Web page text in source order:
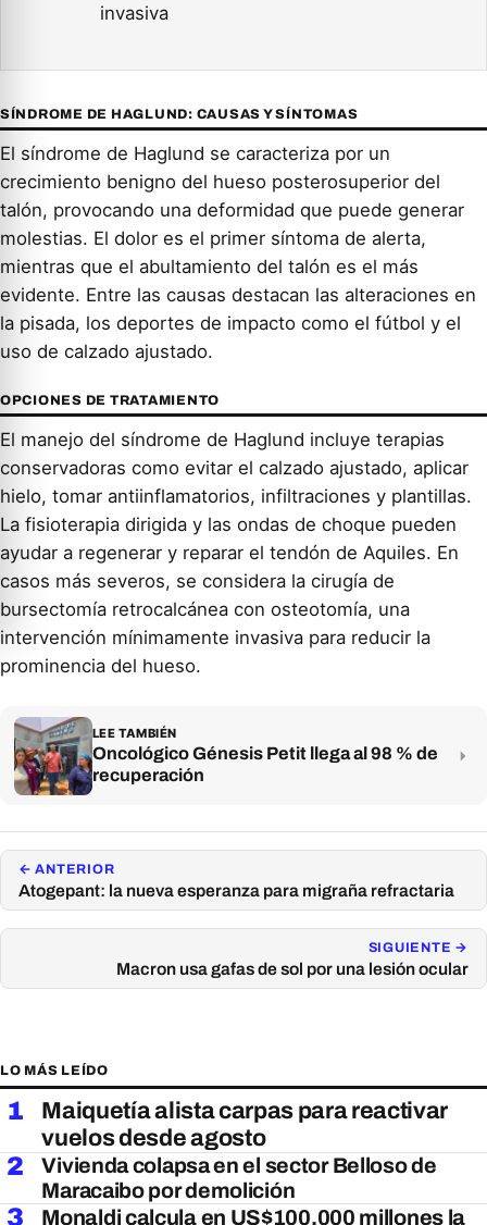
invasiva
SÍNDROME DE HAGLUND: CAUSAS Y SÍNTOMAS
El síndrome de Haglund se caracteriza por un
crecimiento benigno del hueso posterosuperior del
talón, provocando una deformidad que puede generar
molestias. El dolor es el primer síntoma de alerta,
mientras que el abultamiento del talón es el más
evidente. Entre las causas destacan las alteraciones en
la pisada, los deportes de impacto como el fútbol y el
uso de calzado ajustado.
OPCIONES DE TRATAMIENTO
El manejo del síndrome de Haglund incluye terapias
conservadoras como evitar el calzado ajustado, aplicar
hielo, tomar antiinflamatorios, infiltraciones y plantillas.
La fisioterapia dirigida y las ondas de choque pueden
ayudar a regenerar y reparar el tendón de Aquiles. En
casos más severos, se considera la cirugía de
bursectomía retrocalcánea con osteotomía, una
intervención mínimamente invasiva para reducir la
prominencia del hueso.
LEE TAMBIÉN
Oncológico Génesis Petit llega al 98 % de
recuperación
← ANTERIOR
Atogepant: la nueva esperanza para migraña refractaria
SIGUIENTE →
Macron usa gafas de sol por una lesión ocular
LO MÁS LEÍDO
1
Maiquetía alista carpas para reactivar
vuelos desde agosto
2
Vivienda colapsa en el sector Belloso de
Maracaibo por demolición
3 Monaldi calcula en US$100.000 millones la